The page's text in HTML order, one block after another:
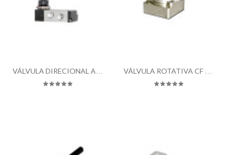
VÁLVULA DIRECIONAL ALAVANCA VÁLVULA ROTATIVA CF 1/2"